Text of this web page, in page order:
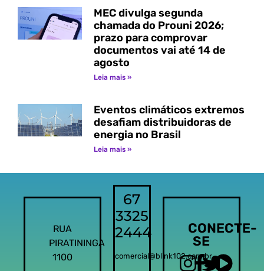
MEC divulga segunda
chamada do Prouni 2026;
prazo para comprovar
documentos vai até 14 de
agosto
Leia mais »
Eventos climáticos extremos
desafiam distribuidoras de
energia no Brasil
Leia mais »
RUA
PIRATININGA
1100
67
3325
2444
comercial@blink102.com.br
CONECTE-
SE